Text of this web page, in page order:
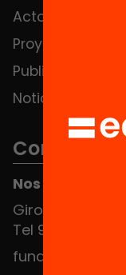
Actos
Proyectos
Publicaciones y
Noticias
Contacto
Nos puedes
Girona 34,
Tel 934 588 700